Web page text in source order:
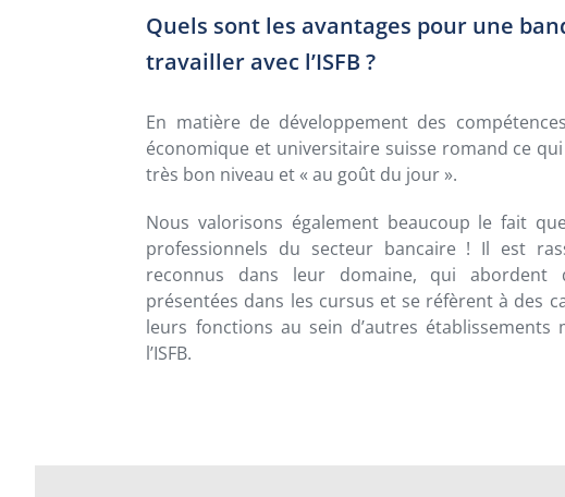
Quels sont les avantages pour une
travailler avec l’ISFB ?
En matière de développement des
économique et universitaire suisse romand ce
très bon niveau et « au goût du jour ».
Nous valorisons également beaucoup le fait
professionnels du secteur bancaire ! Il est
reconnus dans leur domaine, qui abordent
présentées dans les cursus et se réfèrent à des
leurs fonctions au sein d’autres établissements
l’ISFB.